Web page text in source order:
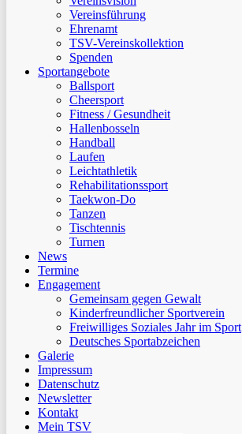
Vereinsführung
Ehrenamt
TSV-Vereinskollektion
Spenden
Sportangebote
Ballsport
Cheersport
Fitness / Gesundheit
Hallenbosseln
Handball
Laufen
Leichtathletik
Rehabilitationssport
Taekwon-Do
Tanzen
Tischtennis
Turnen
News
Termine
Engagement
Gemeinsam gegen Gewalt
Kinderfreundlicher Sportverein
Freiwilliges Soziales Jahr im Sport
Deutsches Sportabzeichen
Galerie
Impressum
Datenschutz
Newsletter
Kontakt
Mein TSV